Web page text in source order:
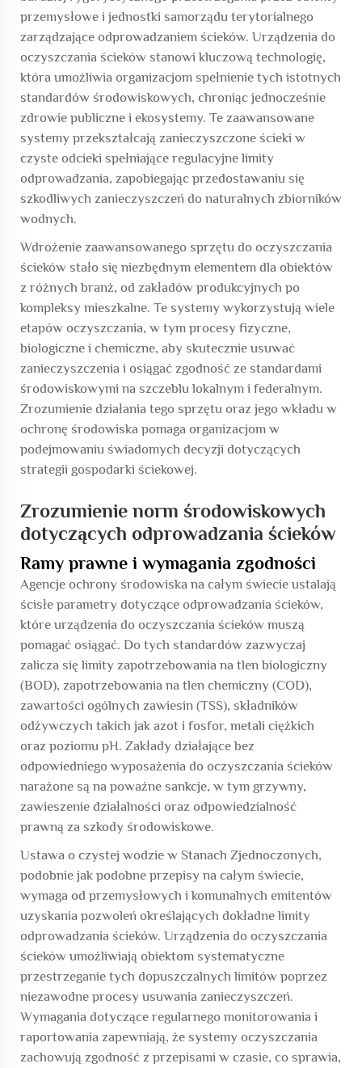
przemysłowe i jednostki samorządu terytorialnego
zarządzające odprowadzaniem ścieków. Urządzenia do
oczyszczania ścieków stanowi kluczową technologię,
która umożliwia organizacjom spełnienie tych istotnych
standardów środowiskowych, chroniąc jednocześnie
zdrowie publiczne i ekosystemy. Te zaawansowane
systemy przekształcają zanieczyszczone ścieki w
czyste odcieki spełniające regulacyjne limity
odprowadzania, zapobiegając przedostawaniu się
szkodliwych zanieczyszczeń do naturalnych zbiorników
wodnych.
Wdrożenie zaawansowanego sprzętu do oczyszczania
ścieków stało się niezbędnym elementem dla obiektów
z różnych branż, od zakładów produkcyjnych po
kompleksy mieszkalne. Te systemy wykorzystują wiele
etapów oczyszczania, w tym procesy fizyczne,
biologiczne i chemiczne, aby skutecznie usuwać
zanieczyszczenia i osiągać zgodność ze standardami
środowiskowymi na szczeblu lokalnym i federalnym.
Zrozumienie działania tego sprzętu oraz jego wkładu w
ochronę środowiska pomaga organizacjom w
podejmowaniu świadomych decyzji dotyczących
strategii gospodarki ściekowej.
Zrozumienie norm środowiskowych
dotyczących odprowadzania ścieków
Ramy prawne i wymagania zgodności
Agencje ochrony środowiska na całym świecie ustalają
ścisłe parametry dotyczące odprowadzania ścieków,
które urządzenia do oczyszczania ścieków muszą
pomagać osiągać. Do tych standardów zazwyczaj
zalicza się limity zapotrzebowania na tlen biologiczny
(BOD), zapotrzebowania na tlen chemiczny (COD),
zawartości ogólnych zawiesin (TSS), składników
odżywczych takich jak azot i fosfor, metali ciężkich
oraz poziomu pH. Zakłady działające bez
odpowiedniego wyposażenia do oczyszczania ścieków
narażone są na poważne sankcje, w tym grzywny,
zawieszenie działalności oraz odpowiedzialność
prawną za szkody środowiskowe.
Ustawa o czystej wodzie w Stanach Zjednoczonych,
podobnie jak podobne przepisy na całym świecie,
wymaga od przemysłowych i komunalnych emitentów
uzyskania pozwoleń określających dokładne limity
odprowadzania ścieków. Urządzenia do oczyszczania
ścieków umożliwiają obiektom systematyczne
przestrzeganie tych dopuszczalnych limitów poprzez
niezawodne procesy usuwania zanieczyszczeń.
Wymagania dotyczące regularnego monitorowania i
raportowania zapewniają, że systemy oczyszczania
zachowują zgodność z przepisami w czasie, co sprawia,